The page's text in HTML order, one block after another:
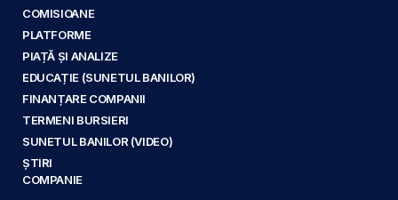
COMISIOANE
PLATFORME
PIAȚĂ ȘI ANALIZE
EDUCAȚIE (SUNETUL BANILOR)
FINANȚARE COMPANII
TERMENI BURSIERI
SUNETUL BANILOR (VIDEO)
ȘTIRI
COMPANIE